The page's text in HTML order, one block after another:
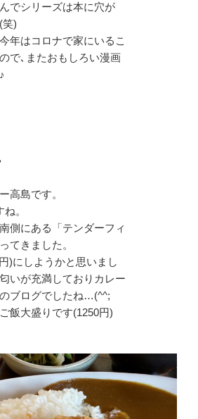
でシリーズは本に穴が
笑)
年はコロナで家にいるこ
で､またおもしろい漫画
高島です。
。
側にある「テンダーフィ
てきました。
)にしようかと思いまし
いが充満しておりカレー
ブログでしたね…(^^;
飯大盛りです(1250円)